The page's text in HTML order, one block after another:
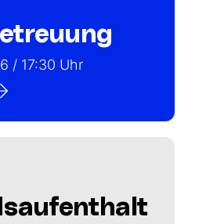
/ 17:30 Uhr